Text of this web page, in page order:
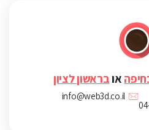
אובראשון לציון
info@web3d.co.il